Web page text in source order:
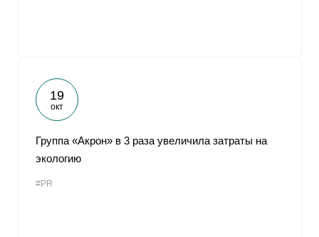
19
окт
Группа «Акрон» в 3 раза увеличила затраты на
экологию
#PR